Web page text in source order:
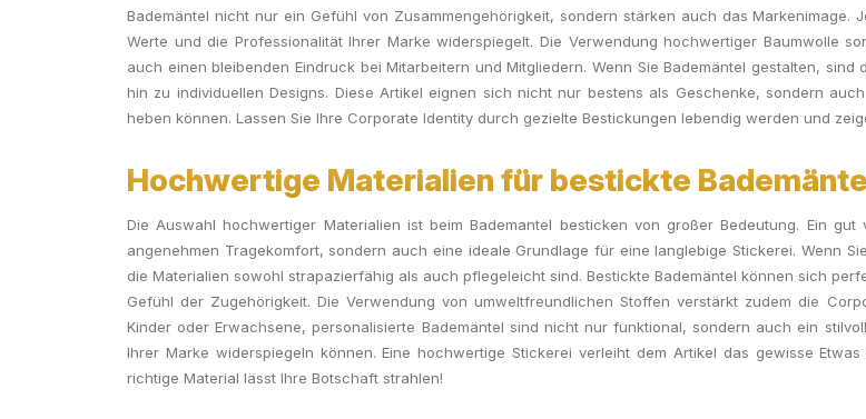
Bademäntel nicht nur ein Gefühl von Zusammengehörigkeit, sondern stärken auch das
Werte und die Professionalität Ihrer Marke widerspiegelt. Die Verwendung hochwertiger Baumwolle
auch einen bleibenden Eindruck bei Mitarbeitern und Mitgliedern. Wenn Sie Bademäntel gestalten,
hin zu individuellen Designs. Diese Artikel eignen sich nicht nur bestens als Geschenke, sondern
heben können. Lassen Sie Ihre Corporate Identity durch gezielte Bestickungen lebendig werden und
Hochwertige Materialien für bestickte
Die Auswahl hochwertiger Materialien ist beim Bademantel besticken von großer Bedeutung. Ein
angenehmen Tragekomfort, sondern auch eine ideale Grundlage für eine langlebige Stickerei. Wenn
die Materialien sowohl strapazierfähig als auch pflegeleicht sind. Bestickte Bademäntel können sich
Gefühl der Zugehörigkeit. Die Verwendung von umweltfreundlichen Stoffen verstärkt zudem die
Kinder oder Erwachsene, personalisierte Bademäntel sind nicht nur funktional, sondern auch ein
Ihrer Marke widerspiegeln können. Eine hochwertige Stickerei verleiht dem Artikel das gewisse
richtige Material lässt Ihre Botschaft strahlen!